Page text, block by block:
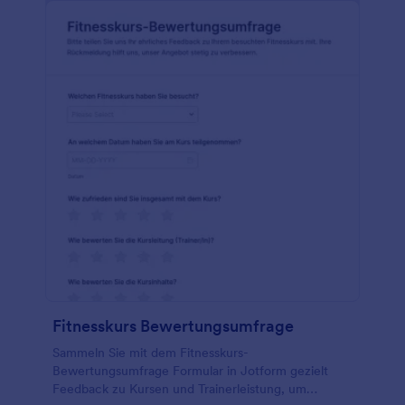
Fitnesskurs Bewertungsumfrage
Sammeln Sie mit dem Fitnesskurs-
Bewertungsumfrage Formular in Jotform gezielt
Feedback zu Kursen und Trainerleistung, um